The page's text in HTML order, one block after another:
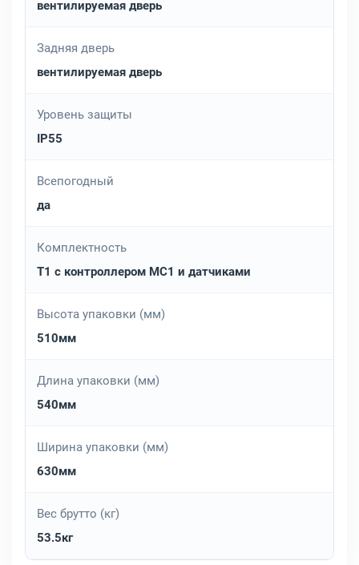
вентилируемая дверь
Задняя дверь
вентилируемая дверь
Уровень защиты
IP55
Всепогодный
да
Комплектность
Т1 с контроллером MC1 и датчиками
Высота упаковки (мм)
510мм
Длина упаковки (мм)
540мм
Ширина упаковки (мм)
630мм
Вес брутто (кг)
53.5кг